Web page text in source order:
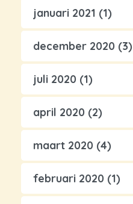
januari 2021 (1)
december 2020 (3)
juli 2020 (1)
april 2020 (2)
maart 2020 (4)
februari 2020 (1)